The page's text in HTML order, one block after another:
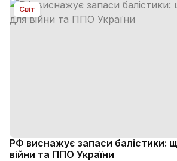
Світ
РФ виснажує запаси балістики:
війни та ППО України